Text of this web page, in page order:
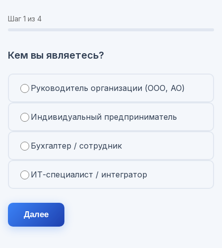
Шаг 1 из 4
Кем вы являетесь?
Руководитель организации (ООО, АО)
Индивидуальный предприниматель
Бухгалтер / сотрудник
ИТ-специалист / интегратор
Далее